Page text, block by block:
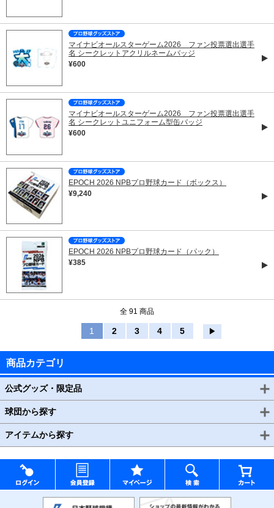
マイナビオールスターゲーム2026 ファン投票選出選手
名 シークレットアクリルネームバッジ
¥600
マイナビオールスターゲーム2026 ファン投票選出選手
名 シークレットユニフォーム型缶バッジ
¥600
EPOCH 2026 NPBプロ野球カード（ボックス）
¥9,240
EPOCH 2026 NPBプロ野球カード（パック）
¥385
全 91 商品
1 2 3 4 5 ▶
商品カテゴリ
公式グッズ・限定品
球団から探す
アイテムから探す